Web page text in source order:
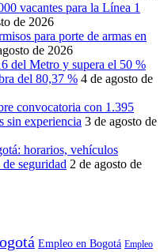
vacantes para la Línea 1
de 2026
para porte de armas en
de 2026
del Metro y supera el 50 %
del 80,37 % 4 de agosto de
convocatoria con 1.395
sin experiencia 3 de agosto de
horarios, vehículos
seguridad 2 de agosto de
Empleo en Bogotá Empleo